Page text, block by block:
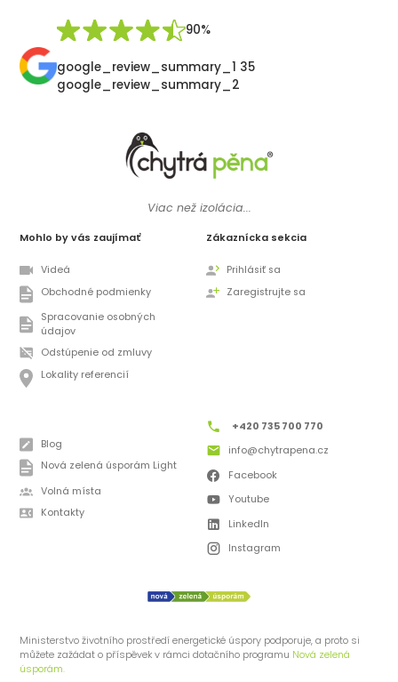
90%
google_review_summary_1 35
google_review_summary_2
Viac než izolácia...
Mohlo by vás zaujímať
Videá
Obchodné podmienky
Spracovanie osobných
údajov
Odstúpenie od zmluvy
Lokality referencií
Zákaznícka sekcia
Prihlásiť sa
Zaregistrujte sa
Blog
Nová zelená úsporám Light
Volná místa
Kontakty
+420 735 700 770
info@chytrapena.cz
Facebook
Youtube
LinkedIn
Instagram
Ministerstvo životního prostředí energetické úspory podporuje, a proto si
můžete zažádat o příspěvek v rámci dotačního programu Nová zelená
úsporám.